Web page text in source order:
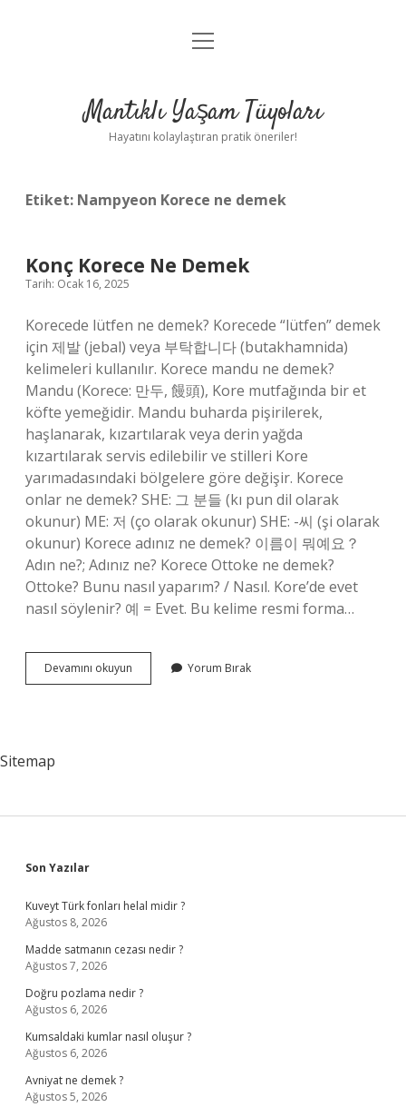
Anasayfa
Yasal Uyarı
menüyü
Mantıklı Yaşam Tüyoları
Hayatını kolaylaştıran pratik öneriler!
Etiket: Nampyeon Korece ne demek
Konç Korece Ne Demek
Tarih: Ocak 16, 2025
Korecede lütfen ne demek? Korecede “lütfen” demek
için 제발 (jebal) veya 부탁합니다 (butakhamnida)
kelimeleri kullanılır. Korece mandu ne demek?
Mandu (Korece: 만두, 饅頭), Kore mutfağında bir et
köfte yemeğidir. Mandu buharda pişirilerek,
haşlanarak, kızartılarak veya derin yağda
kızartılarak servis edilebilir ve stilleri Kore
yarımadasındaki bölgelere göre değişir. Korece
onlar ne demek? SHE: 그 분들 (kı pun dil olarak
okunur) ME: 저 (ço olarak okunur) SHE: -씨 (şi olarak
okunur) Korece adınız ne demek? 이름이 뭐예요？
Adın ne?; Adınız ne? Korece Ottoke ne demek?
Ottoke? Bunu nasıl yaparım? / Nasıl. Kore’de evet
nasıl söylenir? 예 = Evet. Bu kelime resmi forma…
Devamını okuyun
Korece
Yorum Bırak
Sitemap
Sidebar
Son Yazılar
Kuveyt Türk fonları helal midir ?
Ağustos 8, 2026
Madde satmanın cezası nedir ?
Ağustos 7, 2026
Doğru pozlama nedir ?
Ağustos 6, 2026
Kumsaldaki kumlar nasıl oluşur ?
Ağustos 6, 2026
Avniyat ne demek ?
Ağustos 5, 2026